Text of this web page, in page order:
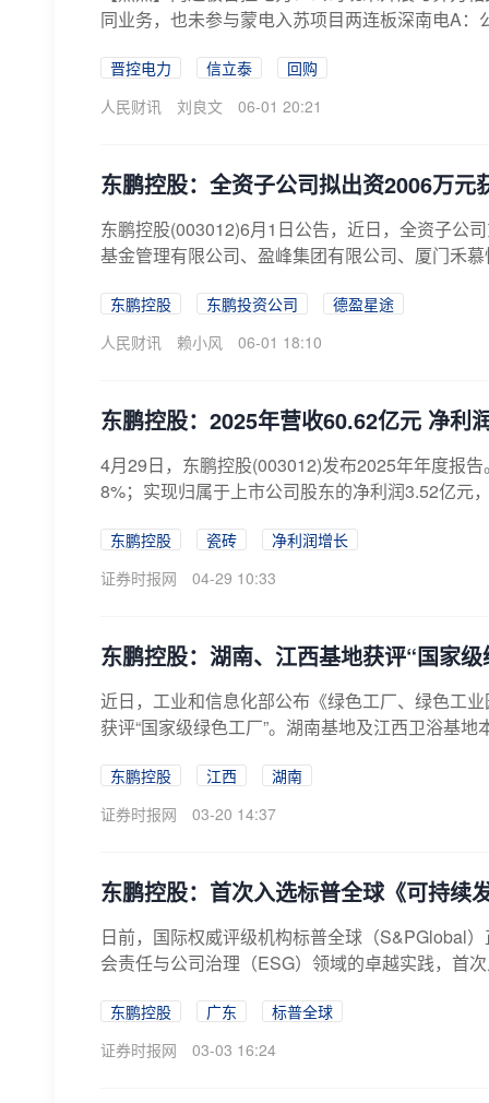
同业务，也未参与蒙电入苏项目两连板深南电A
晋控电力 信立泰
回购
人民财讯
刘良文 06-01 20:21
东鹏控股：全资子公司拟出资2006万元
东鹏控股(003012)6月1日公告，近日，全资子公
基金管理有限公司、盈峰集团有限公司、厦门禾
东鹏控股 东鹏投资公司
德盈星途
人民财讯
赖小风 06-01 18:10
东鹏控股：2025年营收60.62亿元 净利
4月29日，东鹏控股(003012)发布2025年年度报
8%；实现归属于上市公司股东的净利润3.52亿元
东鹏控股 瓷砖
净利润增长
证券时报网
04-29 10:33
东鹏控股：湖南、江西基地获评“国家
近日，工业和信息化部公布《绿色工厂、绿色工
获评“国家级绿色工厂”。湖南基地及江西卫浴基
东鹏控股 江西
湖南
证券时报网
03-20 14:37
东鹏控股：首次入选标普全球《可持续
日前，国际权威评级机构标普全球（S&PGlobal
会责任与公司治理（ESG）领域的卓越实践，首
东鹏控股 广东
标普全球
证券时报网
03-03 16:24